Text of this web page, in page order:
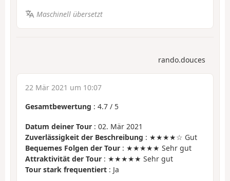
Maschinell übersetzt
rando.douces
22 Mär 2021 um 10:07
Gesamtbewertung : 4.7 / 5
Datum deiner Tour : 02. Mär 2021
Zuverlässigkeit der Beschreibung : ★★★★☆ Gut
Bequemes Folgen der Tour : ★★★★★ Sehr gut
Attraktivität der Tour : ★★★★★ Sehr gut
Tour stark frequentiert : Ja